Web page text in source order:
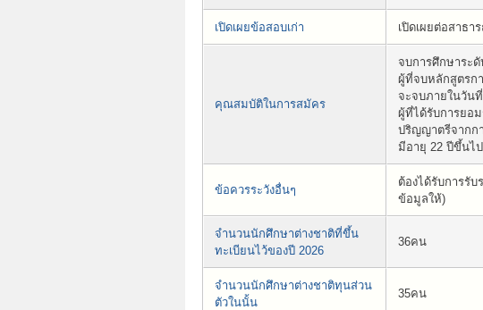
เปิดเผยข้อสอบเก่า เปิดเผยต่อสาธ
คุณสมบัติในการสมัคร
จบการศึกษาระ
ผู้ที่จบหลักสูตรก
จะจบภายในวัน
ผู้ที่ได้รับการยอ
ปริญญาตรีจากก
มีอายุ 22 ปีขึ้นไป
ข้อควรระวังอื่นๆ
ต้องได้รับการรั
ข้อมูลให้)
จำนวนนักศึกษาต่างชาติที่ขึ้น
ทะเบียนไว้ของปี 2026
36คน
จำนวนนักศึกษาต่างชาติทุนส่วน
ตัวในนั้น
35คน